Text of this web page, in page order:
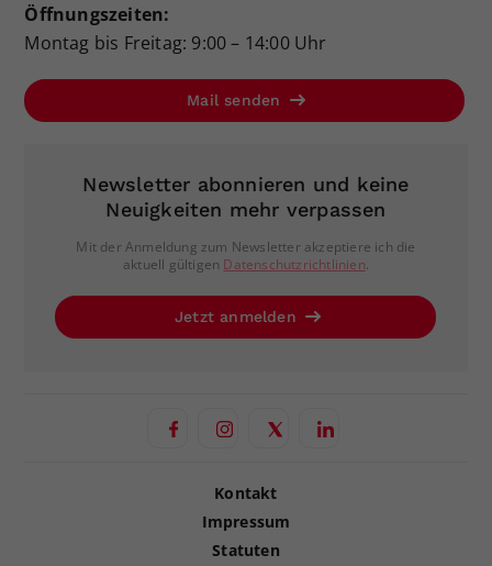
Öffnungszeiten:
Montag bis Freitag: 9:00 – 14:00 Uhr
Mail senden
Newsletter abonnieren und keine
Neuigkeiten mehr verpassen
Mit der Anmeldung zum Newsletter akzeptiere ich die
aktuell gültigen Datenschutzrichtlinien.
Jetzt anmelden
Kontakt
Impressum
Statuten